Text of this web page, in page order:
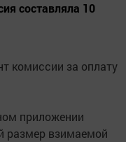
составляла 10
комиссии за оплату
приложении
размер взимаемой